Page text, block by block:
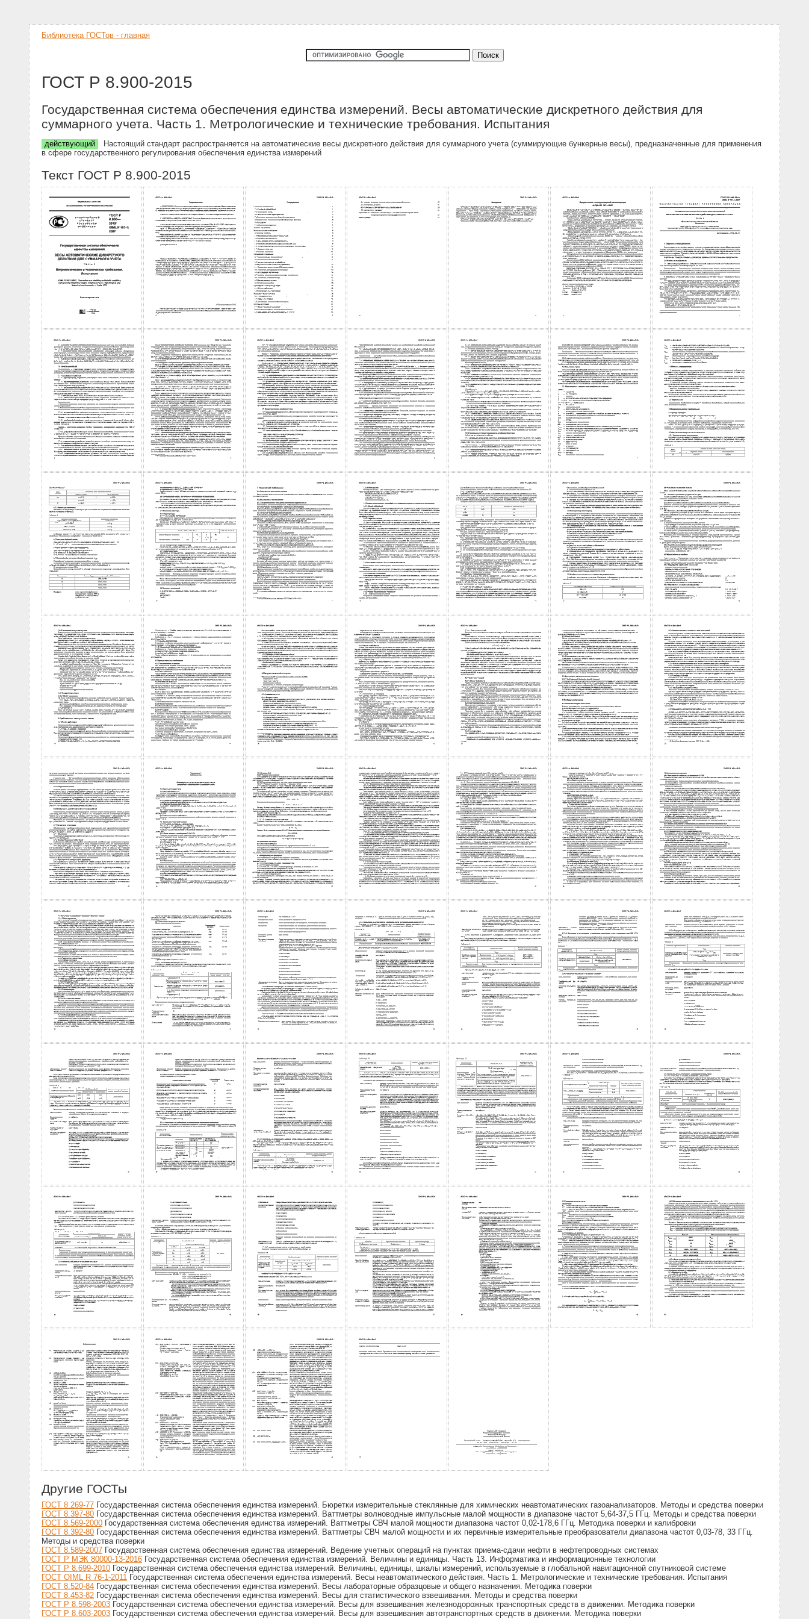
Библиотека ГОСТов - главная
ГОСТ Р 8.900-2015
Государственная система обеспечения единства измерений. Весы автоматические дискретного действия для
суммарного учета. Часть 1. Метрологические и технические требования. Испытания
действующий
Настоящий стандарт распространяется на автоматические весы дискретного действия для суммарного учета (суммирующие бункерные весы), предназначенные для применения
в сфере государственного регулирования обеспечения единства измерений
Текст ГОСТ Р 8.900-2015
Другие ГОСТы
ГОСТ 8.269-77 Государственная система обеспечения единства измерений. Бюретки измерительные стеклянные для химических неавтоматических газоанализаторов. Методы и средства поверки
ГОСТ 8.397-80 Государственная система обеспечения единства измерений. Ваттметры волноводные импульсные малой мощности в диапазоне частот 5,64-37,5 ГГц. Методы и средства поверки
ГОСТ 8.569-2000 Государственная система обеспечения единства измерений. Ваттметры СВЧ малой мощности диапазона частот 0,02-178,6 ГГц. Методика поверки и калибровки
ГОСТ 8.392-80 Государственная система обеспечения единства измерений. Ваттметры СВЧ малой мощности и их первичные измерительные преобразователи диапазона частот 0,03-78, 33 ГГц.
Методы и средства поверки
ГОСТ 8.589-2007 Государственная система обеспечения единства измерений. Ведение учетных операций на пунктах приема-сдачи нефти в нефтепроводных системах
ГОСТ Р МЭК 80000-13-2016 Государственная система обеспечения единства измерений. Величины и единицы. Часть 13. Информатика и информационные технологии
ГОСТ Р 8.699-2010 Государственная система обеспечения единства измерений. Величины, единицы, шкалы измерений, используемые в глобальной навигационной спутниковой системе
ГОСТ OIML R 76-1-2011 Государственная система обеспечения единства измерений. Весы неавтоматического действия. Часть 1. Метрологические и технические требования. Испытания
ГОСТ 8.520-84 Государственная система обеспечения единства измерений. Весы лабораторные образцовые и общего назначения. Методика поверки
ГОСТ 8.453-82 Государственная система обеспечения единства измерений. Весы для статистического взвешивания. Методы и средства поверки
ГОСТ Р 8.598-2003 Государственная система обеспечения единства измерений. Весы для взвешивания железнодорожных транспортных средств в движении. Методика поверки
ГОСТ Р 8.603-2003 Государственная система обеспечения единства измерений. Весы для взвешивания автотранспортных средств в движении. Методика поверки